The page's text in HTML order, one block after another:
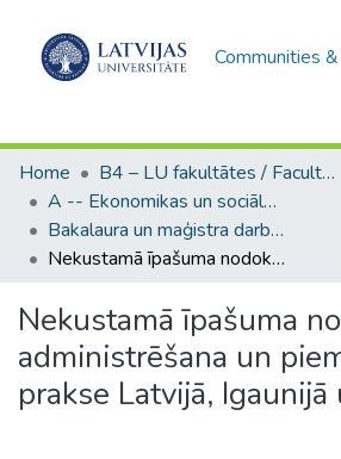
Communities
Home
B4 – LU fakultātes / Faculties of the UL
A -- Ekonomikas un sociālo zinātņu fakultāte / Faculty of Economics and Social Sciences
Bakalaura un maģistra darbi (ESZF) / Bachelor's and Master's theses
Nekustamā īpašuma nodokļa administrēšana un piemērošanas prakse Latvijā, Igaunijā un Lietuvā
Nekustamā īpašuma
administrēšana un
prakse Latvijā,